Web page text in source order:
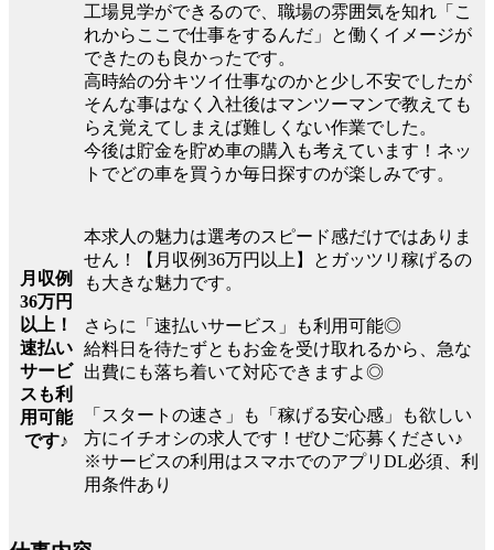
工場見学ができるので、職場の雰囲気を知れ「こ
れからここで仕事をするんだ」と働くイメージが
できたのも良かったです。
高時給の分キツイ仕事なのかと少し不安でしたが
そんな事はなく入社後はマンツーマンで教えても
らえ覚えてしまえば難しくない作業でした。
今後は貯金を貯め車の購入も考えています！ネッ
トでどの車を買うか毎日探すのが楽しみです。
月収例
36万円
以上！
速払い
サービ
スも利
用可能
です♪
本求人の魅力は選考のスピード感だけではありま
せん！【月収例36万円以上】とガッツリ稼げるの
も大きな魅力です。
さらに「速払いサービス」も利用可能◎
給料日を待たずともお金を受け取れるから、急な
出費にも落ち着いて対応できますよ◎
「スタートの速さ」も「稼げる安心感」も欲しい
方にイチオシの求人です！ぜひご応募ください♪
※サービスの利用はスマホでのアプリDL必須、利
用条件あり